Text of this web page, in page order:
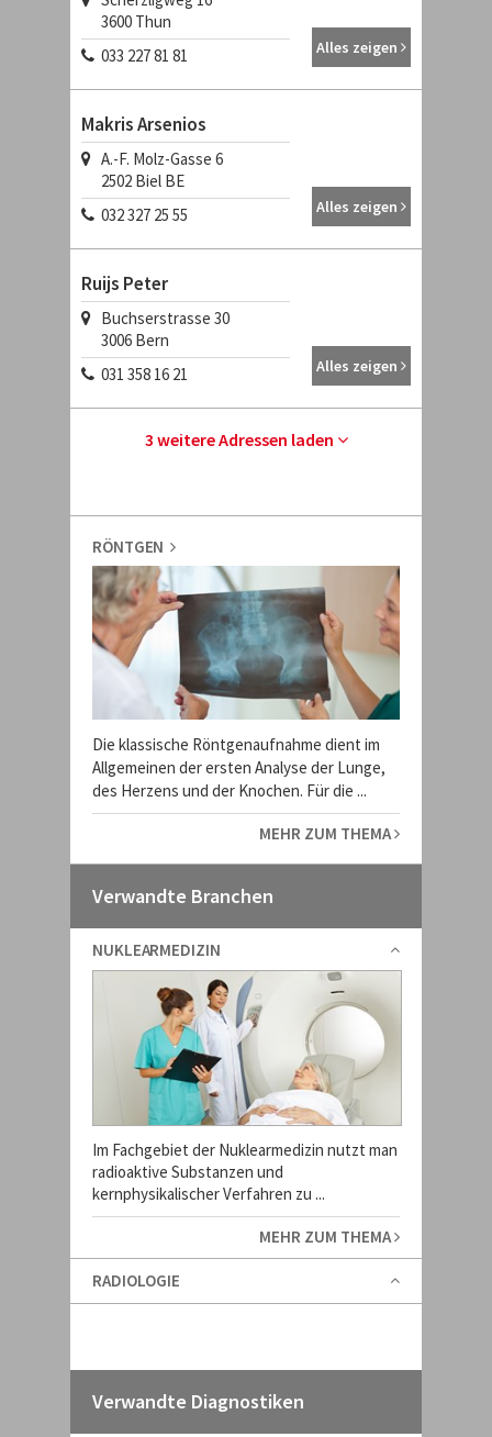
3600 Thun
033 227 81 81
Alles zeigen
Makris Arsenios
A.-F. Molz-Gasse 6
2502 Biel BE
032 327 25 55
Alles zeigen
Ruijs Peter
Buchserstrasse 30
3006 Bern
031 358 16 21
Alles zeigen
3 weitere Adressen laden
RÖNTGEN
Die klassische Röntgenaufnahme dient im
Allgemeinen der ersten Analyse der Lunge,
des Herzens und der Knochen. Für die ...
MEHR ZUM THEMA
Verwandte Branchen
NUKLEARMEDIZIN
Im Fachgebiet der Nuklearmedizin nutzt man
radioaktive Substanzen und
kernphysikalischer Verfahren zu ...
MEHR ZUM THEMA
RADIOLOGIE
Verwandte Diagnostiken